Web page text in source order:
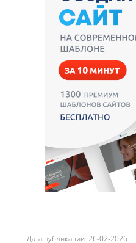
Дата публикации: 26-02-2026